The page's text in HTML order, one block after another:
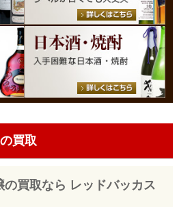
買取
買取なら レッドバッカス